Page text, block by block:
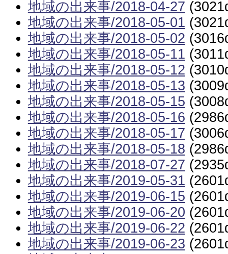
地域の出来事/2018-04-27
地域の出来事/2018-05-01
地域の出来事/2018-05-02
地域の出来事/2018-05-11
地域の出来事/2018-05-12
地域の出来事/2018-05-13
地域の出来事/2018-05-15
地域の出来事/2018-05-16
地域の出来事/2018-05-17
地域の出来事/2018-05-18
地域の出来事/2018-07-27
地域の出来事/2019-05-31
地域の出来事/2019-06-15
地域の出来事/2019-06-20
地域の出来事/2019-06-22
地域の出来事/2019-06-23